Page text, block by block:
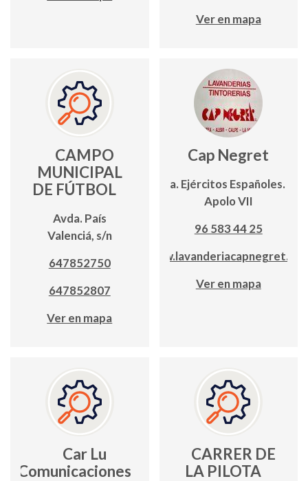
Ver en mapa
CAMPO
MUNICIPAL
DE FÚTBOL
Avda. País
Valenciá, s/n
647852750
647852807
Ver en mapa
Cap Negret
Avda. Ejércitos Españoles. Edf.
Apolo VII
96 583 44 25
Ver en mapa
Car Lu
Comunicaciones
CARRER DE
LA PILOTA